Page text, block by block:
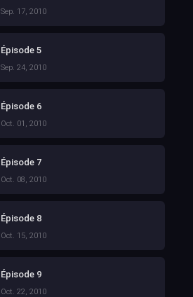
Sep. 17, 2010
Épisode 5
Sep. 24, 2010
Épisode 6
Oct. 01, 2010
Épisode 7
Oct. 08, 2010
Épisode 8
Oct. 15, 2010
Épisode 9
Oct. 22, 2010